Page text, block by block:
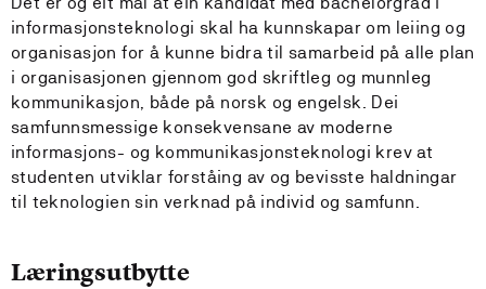
informasjonsteknologi skal ha kunnskapar om leiing og
organisasjon for å kunne bidra til samarbeid på alle plan
i organisasjonen gjennom god skriftleg og munnleg
kommunikasjon, både på norsk og engelsk. Dei
samfunnsmessige konsekvensane av moderne
informasjons- og kommunikasjonsteknologi krev at
studenten utviklar forståing av og bevisste haldningar
til teknologien sin verknad på individ og samfunn.
Læringsutbytte